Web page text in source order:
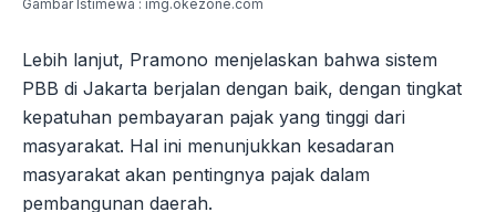
Gambar Istimewa : img.okezone.com
Lebih lanjut, Pramono menjelaskan bahwa sistem
PBB di Jakarta berjalan dengan baik, dengan tingkat
kepatuhan pembayaran pajak yang tinggi dari
masyarakat. Hal ini menunjukkan kesadaran
masyarakat akan pentingnya pajak dalam
pembangunan daerah.